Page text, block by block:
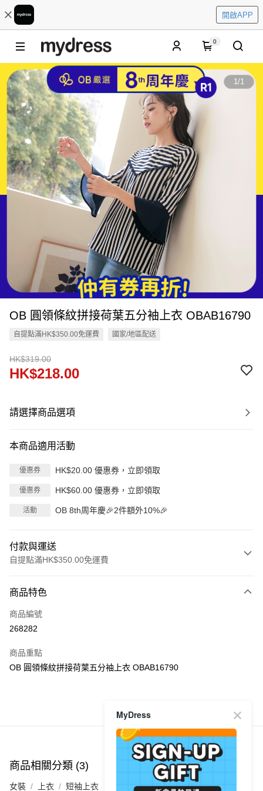
開啟APP
0
1/1
OB 圓領條紋拼接荷葉五分袖上衣 OBAB16790
自提點滿HK$350.00免運費 國家/地區配送
HK$319.00
HK$218.00
請選擇商品選項
本商品適用活動
優惠券 HK$20.00 優惠券，立即領取
優惠券 HK$60.00 優惠券，立即領取
活動 OB 8th周年慶🎉2件額外10%🎉
付款與運送
自提點滿HK$350.00免運費
信用卡
Apple Pay
PayMe
每筆HK$40.00，滿HK$350.00或以上免運費
付款後順豐站及營業點
每筆HK$40.00，滿HK$350.00或以上免運費
商品特色
商品編號
268282
商品重點
OB 圓領條紋拼接荷葉五分袖上衣 OBAB16790
商品推薦
商品相關分類 (3)
女裝 上衣 短袖上衣
MyDress